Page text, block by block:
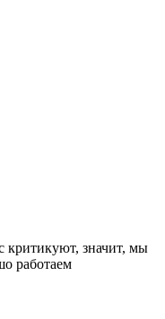
критикуют, значит, мы
работаем